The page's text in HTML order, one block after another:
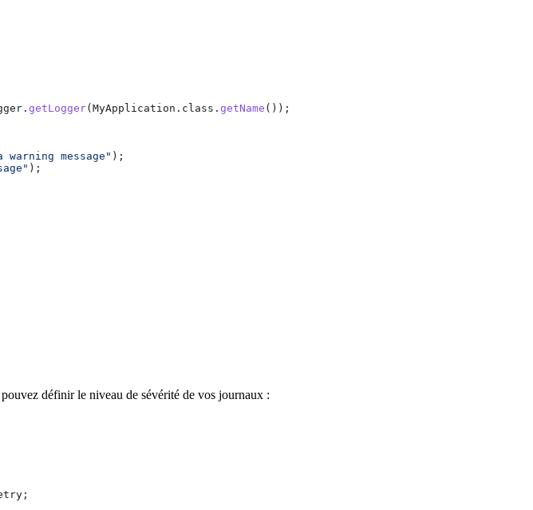
. getLogger( MyApplication . class . getName ());
message" );
);
définir le niveau de sévérité de vos journaux :